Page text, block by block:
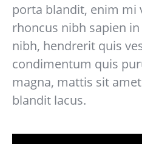
porta blandit, enim mi
rhoncus nibh sapien
nibh, hendrerit quis
condimentum quis
magna, mattis sit
blandit lacus.